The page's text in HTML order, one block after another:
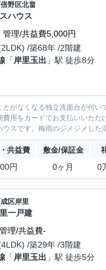
野区北畠
ハウス
管理/共益費5,000円
/築68年 /2階建
「 岸里玉出 」駅 徒歩8分
がなくなる独立洗面台が付
用をカードでお支払いいた
スです。梅雨のジメジメし
共益費 敷金/保証金
円 0ヶ月 0
区岸里
一戸建
管理/共益費-
/築29年 /3階建
「 岸里玉出 」駅 徒歩5分